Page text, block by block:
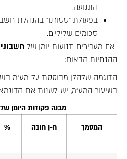
התנועה.
בפעולת "סטורנו" בהנהלת
סכומים שליליים.
אם מעבירים תנועות יומן של
ההנחיות הבאות:
בשיעור המע"מ, יש לשנות את
מבנה פקודות היומן
המסמך ח-ן חובה %